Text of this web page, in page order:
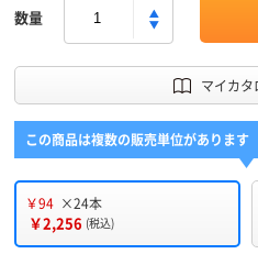
数量
マイカタ
この商品は複数の販売単位があります
￥94 ×24本
￥2,256 (税込)